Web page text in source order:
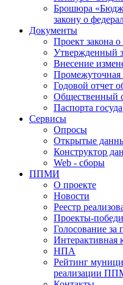
Брошюра
закону о
Документы
Проект закона
Утвержденный
Внесение
Промежуточная
Годовой отчет
Общественный
Паспорта
Сервисы
Опросы
Открытые
Конструктор
Web - сборы
ППМИ
О проекте
Новости
Реестр
Проекты-
Голосование за
Интерактивная
НПА
Рейтинг
реализации